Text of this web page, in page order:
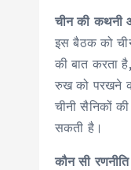
चीन की कथनी
इस बैठक को
की बात करता
रुख को परखने
चीनी सैनिकों
सकती है।
कौन सी